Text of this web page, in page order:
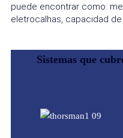
puede encontrar como:
eletrocalhas, capacidad
Sistemas que